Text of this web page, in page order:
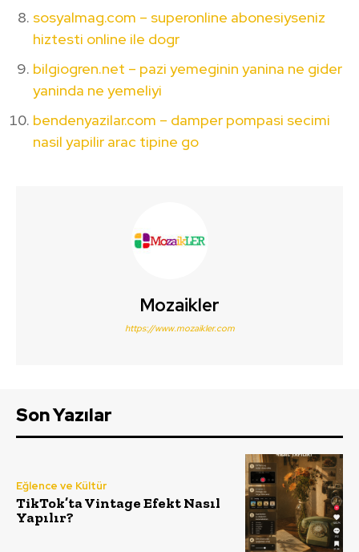
sosyalmag.com – superonline abonesiyseniz
hiztesti online ile dogr
bilgiogren.net – pazi yemeginin yanina ne gider
yaninda ne yemeliyi
bendenyazilar.com – damper pompasi secimi
nasil yapilir arac tipine go
Mozaikler
https://www.mozaikler.com
Son Yazılar
Eğlence ve Kültür
TikTok’ta Vintage Efekt Nasıl
Yapılır?